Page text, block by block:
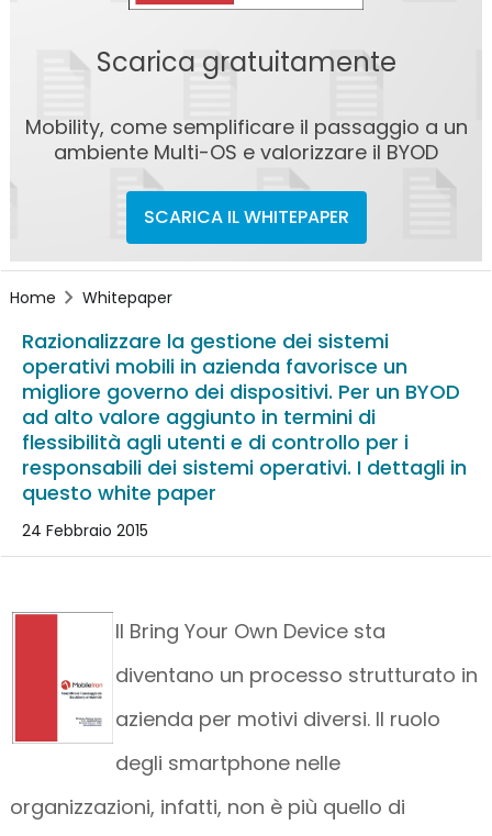
Scarica gratuitamente
Mobility, come semplificare il passaggio a un
ambiente Multi-OS e valorizzare il BYOD
SCARICA IL WHITEPAPER
Home Whitepaper
Razionalizzare la gestione dei sistemi
operativi mobili in azienda favorisce un
migliore governo dei dispositivi. Per un BYOD
ad alto valore aggiunto in termini di
flessibilità agli utenti e di controllo per i
responsabili dei sistemi operativi. I dettagli in
questo white paper
24 Febbraio 2015
Il Bring Your Own Device sta
diventano un processo strutturato in
azienda per motivi diversi. Il ruolo
degli smartphone nelle
organizzazioni, infatti, non è più quello di